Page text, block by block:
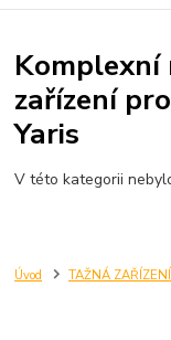
Úvod TAŽNÁ ZAŘÍZENÍ
Komplexní
zařízení
Yaris
V této kategorii